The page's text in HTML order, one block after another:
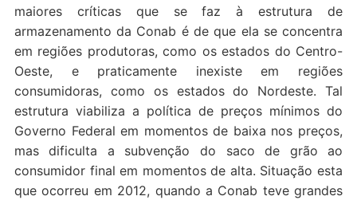
maiores críticas que se faz à estrutura de
armazenamento da Conab é de que ela se concentra
em regiões produtoras, como os estados do Centro-
Oeste, e praticamente inexiste em regiões
consumidoras, como os estados do Nordeste. Tal
estrutura viabiliza a política de preços mínimos do
Governo Federal em momentos de baixa nos preços,
mas dificulta a subvenção do saco de grão ao
consumidor final em momentos de alta. Situação esta
que ocorreu em 2012, quando a Conab teve grandes